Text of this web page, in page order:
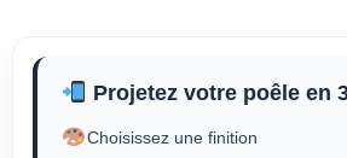
Projetez votre poêle en
Choisissez une finition